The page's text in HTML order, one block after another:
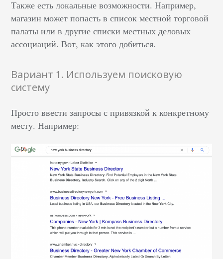
Также есть локальные возможности. Например,
магазин может попасть в список местной торговой
палаты или в другие списки местных деловых
ассоциаций. Вот, как этого добиться.
Вариант 1. Используем поисковую
систему
Просто ввести запросы с привязкой к конкретному
месту. Например: